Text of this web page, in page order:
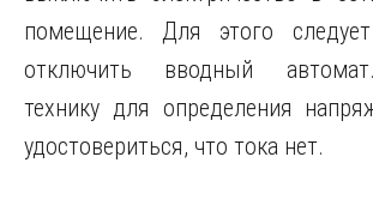
помещение. Для этого
отключить вводный
технику для определения
удостовериться, что тока нет.